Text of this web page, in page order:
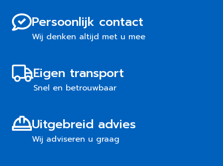
Persoonlijk contact
Wij denken altijd met u mee
Eigen transport
Snel en betrouwbaar
Uitgebreid advies
Wij adviseren u graag